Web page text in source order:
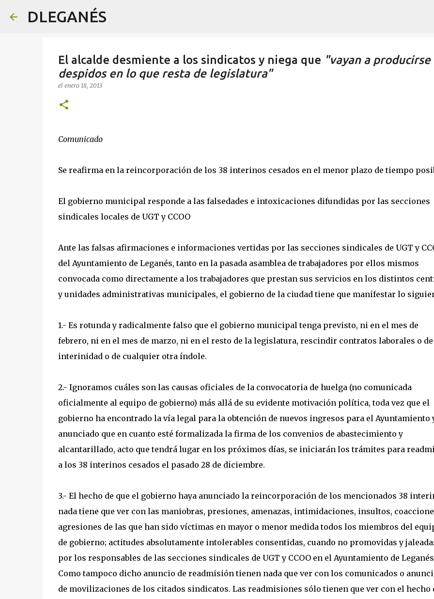
DLEGANÉS
El alcalde desmiente a los sindicatos y niega que "vayan a producirse
despidos en lo que resta de legislatura"
el enero 18, 2013
Comunicado
Se reafirma en la reincorporación de los 38 interinos cesados en el menor plazo de tiempo
El gobierno municipal responde a las falsedades e intoxicaciones difundidas por las secciones
sindicales locales de UGT y CCOO
Ante las falsas afirmaciones e informaciones vertidas por las secciones sindicales de UGT y
del Ayuntamiento de Leganés, tanto en la pasada asamblea de trabajadores por ellos mismos
convocada como directamente a los trabajadores que prestan sus servicios en los distintos
y unidades administrativas municipales, el gobierno de la ciudad tiene que manifestar lo
1.- Es rotunda y radicalmente falso que el gobierno municipal tenga previsto, ni en el mes de
febrero, ni en el mes de marzo, ni en el resto de la legislatura, rescindir contratos laborales o de
interinidad o de cualquier otra índole.
2.- Ignoramos cuáles son las causas oficiales de la convocatoria de huelga (no comunicada
oficialmente al equipo de gobierno) más allá de su evidente motivación política, toda vez que el
gobierno ha encontrado la vía legal para la obtención de nuevos ingresos para el Ayuntamiento
anunciado que en cuanto esté formalizada la firma de los convenios de abastecimiento y
alcantarillado, acto que tendrá lugar en los próximos días, se iniciarán los trámites para
a los 38 interinos cesados el pasado 28 de diciembre.
3.- El hecho de que el gobierno haya anunciado la reincorporación de los mencionados 38
nada tiene que ver con las maniobras, presiones, amenazas, intimidaciones, insultos,
agresiones de las que han sido víctimas en mayor o menor medida todos los miembros del
de gobierno; actitudes absolutamente intolerables consentidas, cuando no promovidas y
por los responsables de las secciones sindicales de UGT y CCOO en el Ayuntamiento de
Como tampoco dicho anuncio de readmisión tienen nada que ver con los comunicados o
de movilizaciones de los citados sindicatos. Las readmisiones sólo tienen que ver con el hecho